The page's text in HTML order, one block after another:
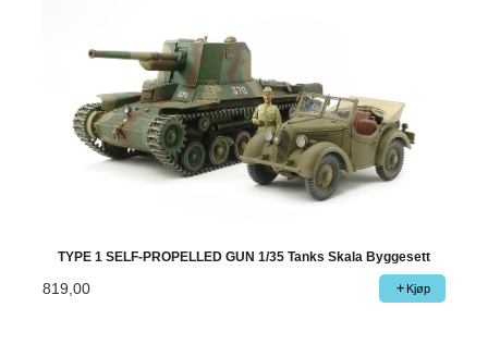
TYPE 1 SELF-PROPELLED GUN 1/35 Tanks Skala Byggesett
819,00 Kjøp